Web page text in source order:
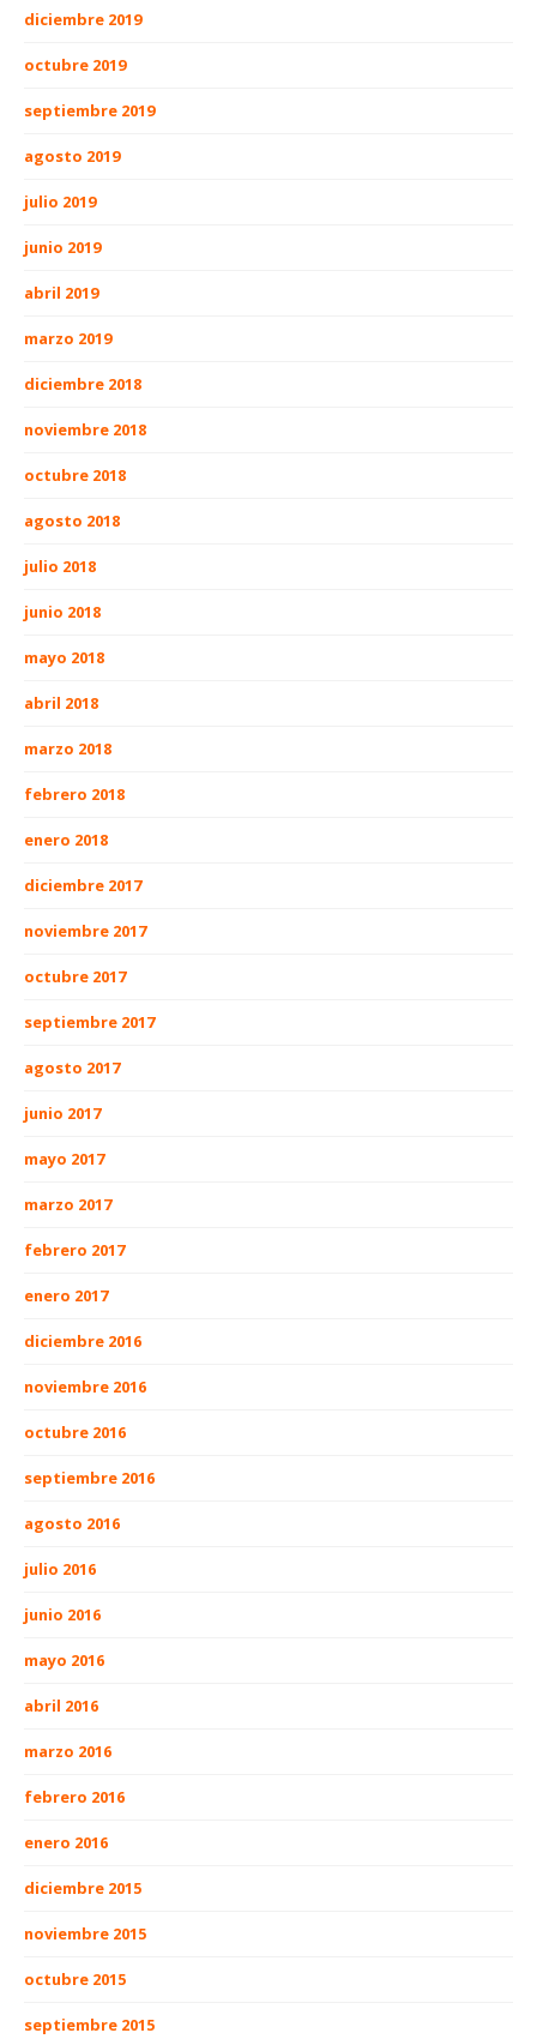
diciembre 2019
octubre 2019
septiembre 2019
agosto 2019
julio 2019
junio 2019
abril 2019
marzo 2019
diciembre 2018
noviembre 2018
octubre 2018
agosto 2018
julio 2018
junio 2018
mayo 2018
abril 2018
marzo 2018
febrero 2018
enero 2018
diciembre 2017
noviembre 2017
octubre 2017
septiembre 2017
agosto 2017
junio 2017
mayo 2017
marzo 2017
febrero 2017
enero 2017
diciembre 2016
noviembre 2016
octubre 2016
septiembre 2016
agosto 2016
julio 2016
junio 2016
mayo 2016
abril 2016
marzo 2016
febrero 2016
enero 2016
diciembre 2015
noviembre 2015
octubre 2015
septiembre 2015